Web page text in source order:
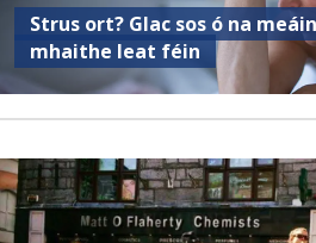
Strus ort? Glac sos ó na
mhaithe leat féin